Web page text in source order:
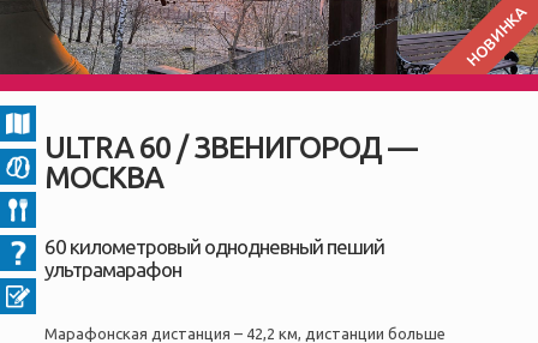
НОВИНКА
ULTRA 60 / ЗВЕНИГОРОД —
МОСКВА
60 километровый однодневный пеший
ультрамарафон
Марафонская дистанция – 42,2 км, дистанции больше